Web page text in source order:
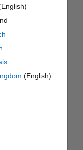
(English)